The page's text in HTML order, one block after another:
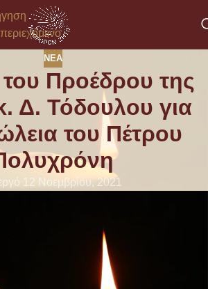
ΝΈΑ
Προέδρου της
Δ. Τόδουλου για
του Πέτρου
12 Νοεμβρίου, 2021